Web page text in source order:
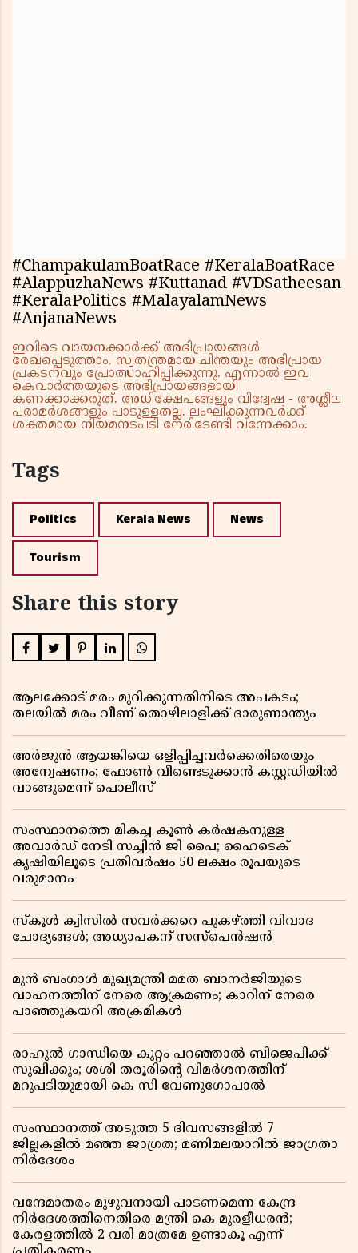
#ChampakulamBoatRace #KeralaBoatRace
#AlappuzhaNews #Kuttanad #VDSatheesan
#KeralaPolitics #MalayalamNews
#AnjanaNews
ഇവിടെ വായനക്കാർക്ക് അഭിപ്രായങ്ങൾ
രേഖപ്പെടുത്താം. സ്വതന്ത്രമായ ചിന്തയും അഭിപ്രായ
പ്രകടനവും പ്രോത്സാഹിപ്പിക്കുന്നു. എന്നാൽ ഇവ
കെവാർത്തയുടെ അഭിപ്രായങ്ങളായി
കണക്കാക്കരുത്. അധിക്ഷേപങ്ങളും വിദ്വേഷ - അശ്ലീല
പരാമർശങ്ങളും പാടുള്ളതല്ല. ലംഘിക്കുന്നവർക്ക്
ശക്തമായ നിയമനടപടി നേരിടേണ്ടി വന്നേക്കാം.
Tags
Politics Kerala News News
Tourism
Share this story
ആലക്കോട് മരം മുറിക്കുന്നതിനിടെ അപകടം;
തലയിൽ മരം വീണ് തൊഴിലാളിക്ക് ദാരുണാന്ത്യം
അർജുൻ ആയങ്കിയെ ഒളിപ്പിച്ചവർക്കെതിരെയും
അന്വേഷണം; ഫോൺ വീണ്ടെടുക്കാൻ കസ്റ്റഡിയിൽ
വാങ്ങുമെന്ന് പൊലീസ്
സംസ്ഥാനത്തെ മികച്ച കൂൺ കർഷകനുള്ള
അവാർഡ് നേടി സച്ചിൻ ജി പൈ; ഹൈടെക്
കൃഷിയിലൂടെ പ്രതിവർഷം 50 ലക്ഷം രൂപയുടെ
വരുമാനം
സ്കൂൾ ക്വിസിൽ സവർക്കറെ പുകഴ്ത്തി വിവാദ
ചോദ്യങ്ങൾ; അധ്യാപകന് സസ്പെൻഷൻ
മുൻ ബംഗാൾ മുഖ്യമന്ത്രി മമത ബാനർജിയുടെ
വാഹനത്തിന് നേരെ ആക്രമണം; കാറിന് നേരെ
പാഞ്ഞുകയറി അക്രമികൾ
രാഹുൽ ഗാന്ധിയെ കുറ്റം പറഞ്ഞാൽ ബിജെപിക്ക്
സുഖിക്കും; ശശി തരൂരിന്റെ വിമർശനത്തിന്
മറുപടിയുമായി കെ സി വേണുഗോപാൽ
സംസ്ഥാനത്ത് അടുത്ത 5 ദിവസങ്ങളിൽ 7
ജില്ലകളിൽ മഞ്ഞ ജാഗ്രത; മണിമലയാറിൽ ജാഗ്രതാ
നിർദേശം
വന്ദേമാതരം മുഴുവനായി പാടണമെന്ന കേന്ദ്ര
നിർദേശത്തിനെതിരെ മന്ത്രി കെ മുരളീധരൻ;
കേരളത്തിൽ 2 വരി മാത്രമേ ഉണ്ടാകൂ എന്ന്